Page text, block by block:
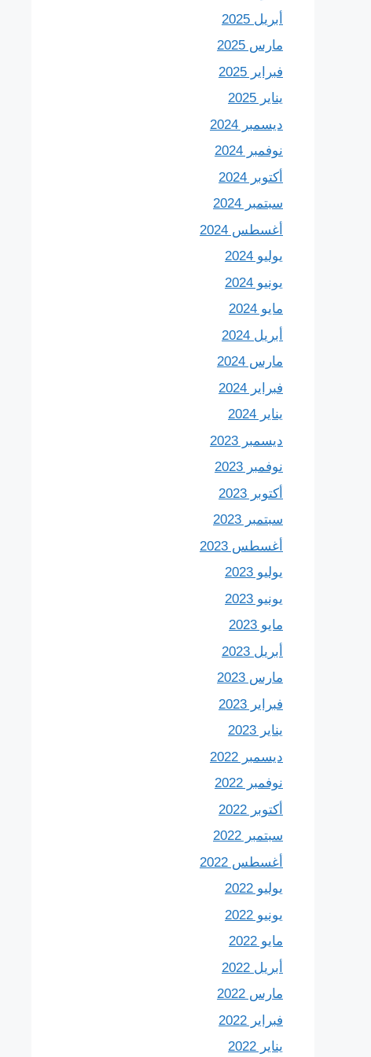
أبريل 2025
مارس 2025
فبراير 2025
يناير 2025
ديسمبر 2024
نوفمبر 2024
أكتوبر 2024
سبتمبر 2024
أغسطس 2024
يوليو 2024
يونيو 2024
مايو 2024
أبريل 2024
مارس 2024
فبراير 2024
يناير 2024
ديسمبر 2023
نوفمبر 2023
أكتوبر 2023
سبتمبر 2023
أغسطس 2023
يوليو 2023
يونيو 2023
مايو 2023
أبريل 2023
مارس 2023
فبراير 2023
يناير 2023
ديسمبر 2022
نوفمبر 2022
أكتوبر 2022
سبتمبر 2022
أغسطس 2022
يوليو 2022
يونيو 2022
مايو 2022
أبريل 2022
مارس 2022
فبراير 2022
يناير 2022